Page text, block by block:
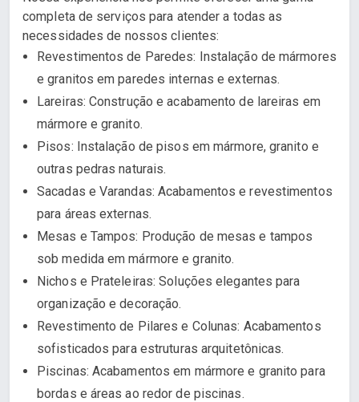
completa de serviços para atender a todas as
necessidades de nossos clientes:
Revestimentos de Paredes: Instalação de mármores
e granitos em paredes internas e externas.
Lareiras: Construção e acabamento de lareiras em
mármore e granito.
Pisos: Instalação de pisos em mármore, granito e
outras pedras naturais.
Sacadas e Varandas: Acabamentos e revestimentos
para áreas externas.
Mesas e Tampos: Produção de mesas e tampos
sob medida em mármore e granito.
Nichos e Prateleiras: Soluções elegantes para
organização e decoração.
Revestimento de Pilares e Colunas: Acabamentos
sofisticados para estruturas arquitetônicas.
Piscinas: Acabamentos em mármore e granito para
bordas e áreas ao redor de piscinas.